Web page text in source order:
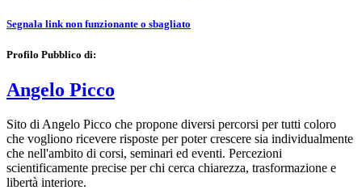
Segnala link non funzionante o sbagliato
Profilo Pubblico di:
Angelo Picco
Sito di Angelo Picco che propone diversi percorsi per tutti coloro
che vogliono ricevere risposte per poter crescere sia individualmente
che nell'ambito di corsi, seminari ed eventi. Percezioni
scientificamente precise per chi cerca chiarezza, trasformazione e
libertà interiore.